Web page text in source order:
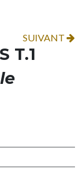
SUIVANT
T.1